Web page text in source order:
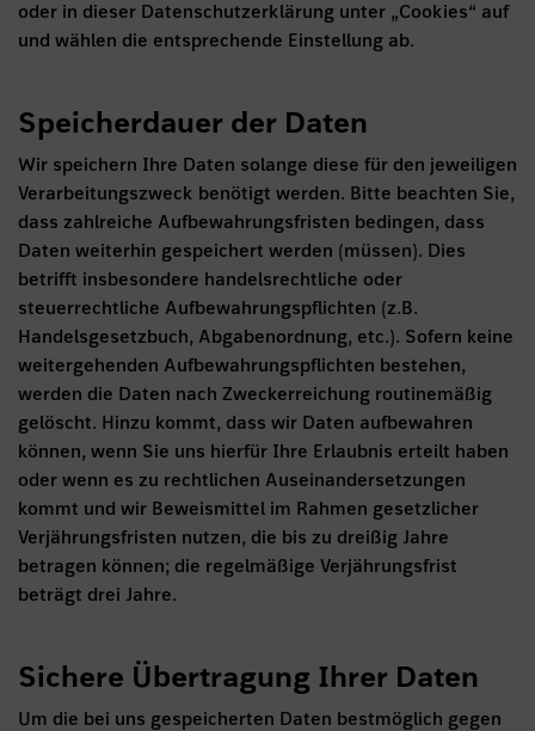
oder in dieser Datenschutzerklärung unter „Cookies“ auf
und wählen die entsprechende Einstellung ab.
Speicherdauer der Daten
Wir speichern Ihre Daten solange diese für den jeweiligen
Verarbeitungszweck benötigt werden. Bitte beachten Sie,
dass zahlreiche Aufbewahrungsfristen bedingen, dass
Daten weiterhin gespeichert werden (müssen). Dies
betrifft insbesondere handelsrechtliche oder
steuerrechtliche Aufbewahrungspflichten (z.B.
Handelsgesetzbuch, Abgabenordnung, etc.). Sofern keine
weitergehenden Aufbewahrungspflichten bestehen,
werden die Daten nach Zweckerreichung routinemäßig
gelöscht. Hinzu kommt, dass wir Daten aufbewahren
können, wenn Sie uns hierfür Ihre Erlaubnis erteilt haben
oder wenn es zu rechtlichen Auseinandersetzungen
kommt und wir Beweismittel im Rahmen gesetzlicher
Verjährungsfristen nutzen, die bis zu dreißig Jahre
betragen können; die regelmäßige Verjährungsfrist
beträgt drei Jahre.
Sichere Übertragung Ihrer Daten
Um die bei uns gespeicherten Daten bestmöglich gegen